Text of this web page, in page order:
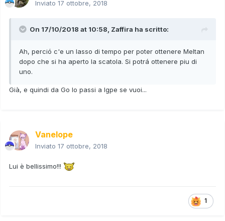
Inviato 17 ottobre, 2018
On 17/10/2018 at 10:58, Zaffira ha scritto:
Ah, perció c'e un lasso di tempo per poter ottenere Meltan
dopo che si ha aperto la scatola. Si potrá ottenere piu di
uno.
Già, e quindi da Go lo passi a lgpe se vuoi...
Vanelope
Inviato 17 ottobre, 2018
Lui è bellissimo!!!
1